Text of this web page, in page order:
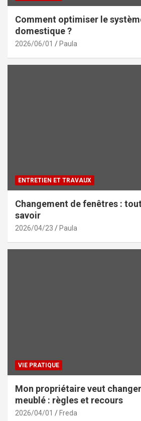
Comment optimiser le
domestique ?
2026/06/01 Paula
ENTRETIEN ET TRAVAUX
Changement de fenêtres :
savoir
2026/04/23 Paula
VIE PRATIQUE
Mon propriétaire veut
meublé : règles et recours
2026/04/01 Freda